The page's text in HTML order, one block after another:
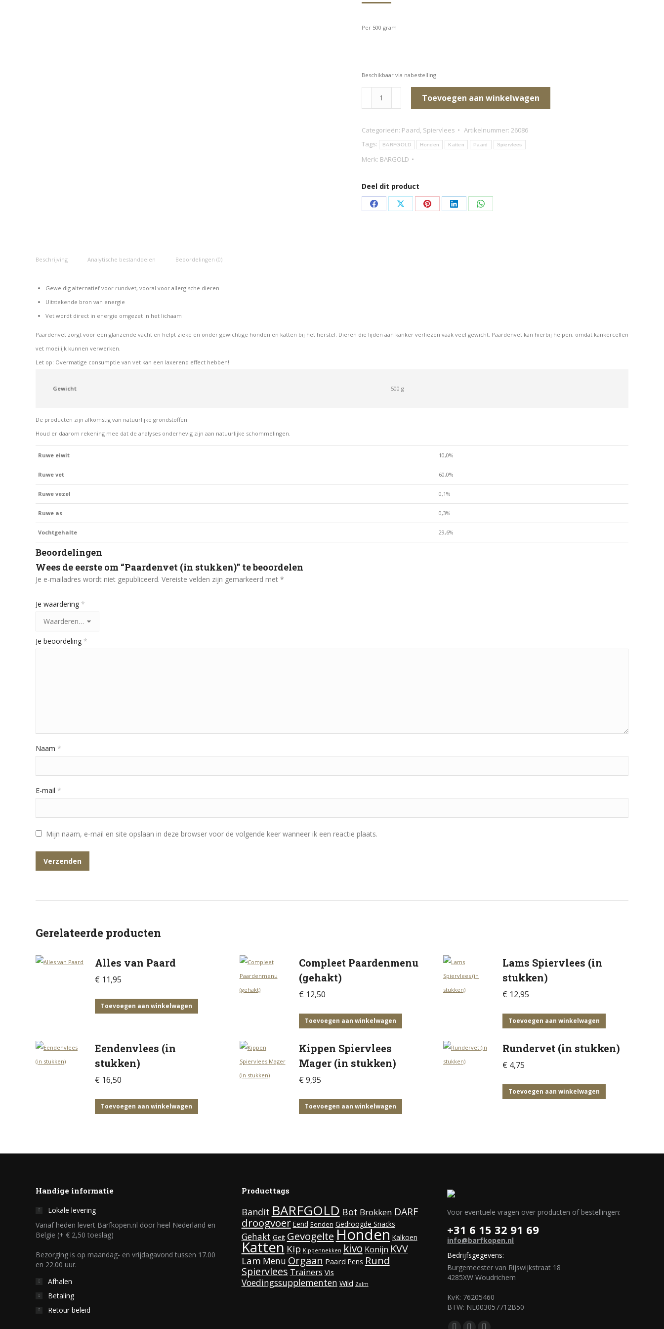
Per 500 gram
Beschikbaar via nabestelling
(in
aantal
Toevoegen aan winkelwagen
Categorieën: Paard, Spiervlees Artikelnummer: 26086
Tags:
BARFGOLD Honden Katten Paard Spiervlees
Merk: BARGOLD
Deel dit product
Deel
Facebook
Deel
X
Deel
Pinterest
Deel
LinkedIn
Deel
WhatsApp
Beschrijving Analytische bestanddelen Beoordelingen (0)
Geweldig alternatief voor rundvet, vooral voor allergische dieren
Uitstekende bron van energie
Vet wordt direct in energie omgezet in het lichaam
Paardenvet zorgt voor een glanzende vacht en helpt zieke en onder gewichtige honden en katten bij het herstel. Dieren die lijden aan kanker verliezen vaak veel gewicht. Paardenvet kan hierbij helpen, omdat kankercellen
vet moeilijk kunnen verwerken.
Let op: Overmatige consumptie van vet kan een laxerend effect hebben!
Gewicht 500 g
De producten zijn afkomstig van natuurlijke grondstoffen.
Houd er daarom rekening mee dat de analyses onderhevig zijn aan natuurlijke schommelingen.
Ruwe eiwit 10,0%
Ruwe vet 60,0%
Ruwe vezel 0,1%
Ruwe as 0,3%
Vochtgehalte 29,6%
Beoordelingen
Wees de eerste om “Paardenvet (in stukken)” te beoordelen
Je e-mailadres wordt niet gepubliceerd. Vereiste velden zijn gemarkeerd met *
Je waardering *
Je beoordeling *
Naam *
E-mail *
Mijn naam, e-mail en site opslaan in deze browser voor de volgende keer wanneer ik een reactie plaats.
Gerelateerde producten
Alles van Paard
€ 11,95
Toevoegen aan winkelwagen
Compleet Paardenmenu
(gehakt)
€ 12,50
Toevoegen aan winkelwagen
Lams Spiervlees (in
stukken)
€ 12,95
Toevoegen aan winkelwagen
Eendenvlees (in
stukken)
€ 16,50
Toevoegen aan winkelwagen
Kippen Spiervlees
Mager (in stukken)
€ 9,95
Toevoegen aan winkelwagen
Rundervet (in stukken)
€ 4,75
Toevoegen aan winkelwagen
Handige informatie
Lokale levering
Vanaf heden levert Barfkopen.nl door heel Nederland en
Belgie (+ € 2,50 toeslag)
Bezorging is op maandag- en vrijdagavond tussen 17.00
en 22.00 uur.
Afhalen
Betaling
Retour beleid
Producttags
Bandit BARFGOLD Bot Brokken DARF
droogvoer Eend Eenden Gedroogde Snacks
Gehakt Geit Gevogelte Honden Kalkoen
Katten Kip Kippennekken kivo Konijn KVV
Lam Menu Orgaan Paard Pens Rund
Spiervlees Trainers Vis
Voedingssupplementen Wild Zalm
Voor eventuele vragen over producten of bestellingen:
+31 6 15 32 91 69
info@barfkopen.nl
Bedrijfsgegevens:
Burgemeester van Rijswijkstraat 18
4285XW Woudrichem
KvK: 76205460
BTW: NL003057712B50
Vind ons op: